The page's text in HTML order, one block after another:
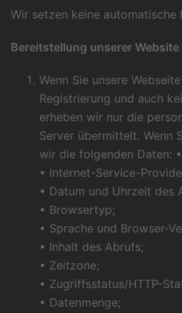
Wir setzen keine
Bereitstellung unserer
Wenn Sie unsere
Registrierung und auch
erheben wir nur die
Server übermittelt. Wenn
wir die folgenden Daten:
• Internet-Service-
• Datum und Uhrzeit des
• Browsertyp;
• Sprache und Browser-
• Inhalt des Abrufs;
• Zeitzone;
• Zugriffsstatus/HTTP-
• Datenmenge;